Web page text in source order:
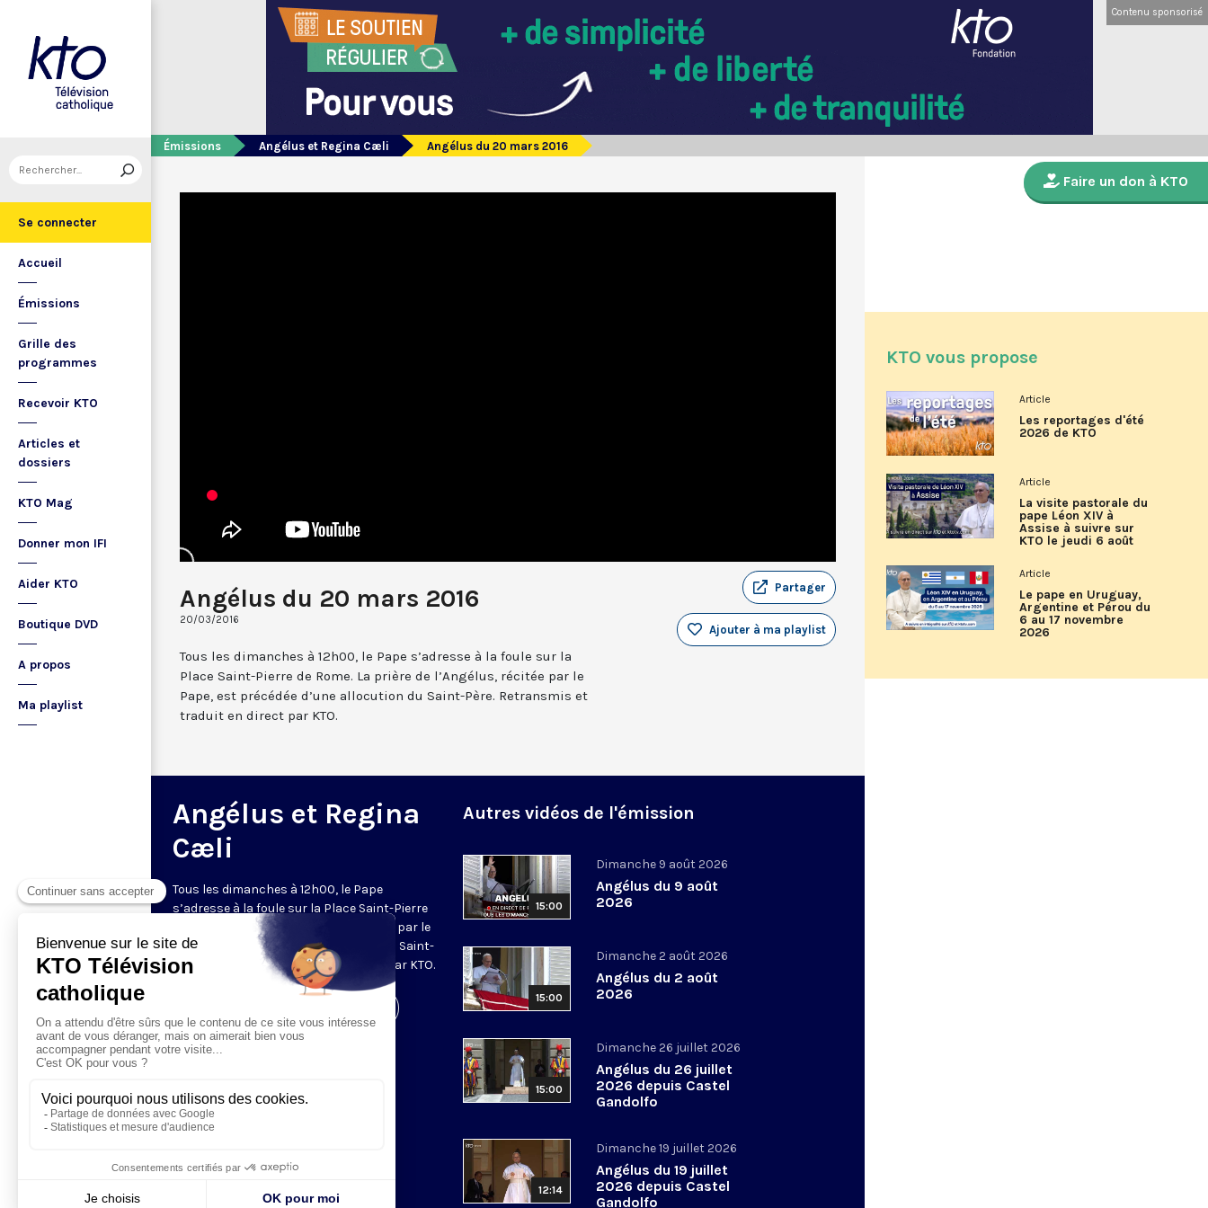
Se connecter
Accueil
Émissions
Grille des
programmes
Recevoir KTO
Articles et
dossiers
KTO Mag
Donner mon IFI
Aider KTO
Boutique DVD
A propos
Ma playlist
Contenu sponsorisé
Émissions Angélus et Regina Cæli Angélus du 20 mars 2016
Angélus du 20 mars 2016
20/03/2016
Partager
Ajouter à ma playlist
Tous les dimanches à 12h00, le Pape s’adresse à la foule sur la
Place Saint-Pierre de Rome. La prière de l’Angélus, récitée par le
Pape, est précédée d’une allocution du Saint-Père. Retransmis et
traduit en direct par KTO.
Angélus et Regina
Cæli
Tous les dimanches à 12h00, le Pape
s’adresse à la foule sur la Place Saint-Pierre
de Rome. La prière de l’Angélus, récitée par le
Pape, est précédée d’une allocution du Saint-
Père. Retransmis et traduit en direct par KTO.
Autres vidéos de l'émission
15:00
Dimanche 9 août 2026
Angélus du 9 août
2026
15:00
Dimanche 2 août 2026
Angélus du 2 août
2026
15:00
Dimanche 26 juillet 2026
Angélus du 26 juillet
2026 depuis Castel
Gandolfo
12:14
Dimanche 19 juillet 2026
Angélus du 19 juillet
2026 depuis Castel
Gandolfo
Faire un don à KTO
KTO vous propose
Article
Les reportages d'été
2026 de KTO
Article
La visite pastorale du
pape Léon XIV à
Assise à suivre sur
KTO le jeudi 6 août
Article
Le pape en Uruguay,
Argentine et Pérou du
6 au 17 novembre
2026